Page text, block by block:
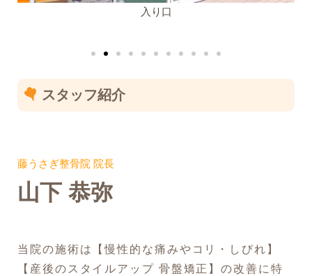
入り口
スタッフ紹介
藤うさぎ整骨院 院長
山下 恭弥
当院の施術は【慢性的な痛みやコリ・しびれ】
【産後のスタイルアップ 骨盤矯正】の改善に特